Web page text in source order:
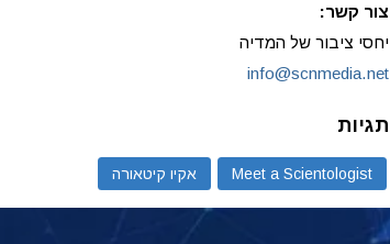
צור קשר:
יחסי ציבור של המדיה
info@scnmedia.net
תגיות
Meet a Scientologist אקיו קיטאורה